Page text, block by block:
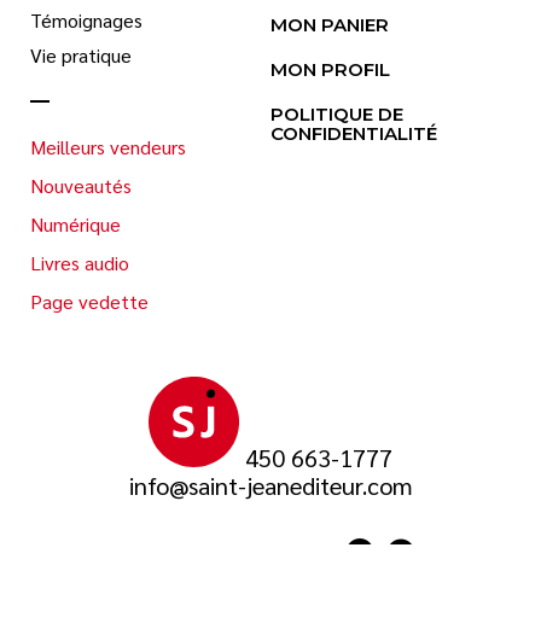
450 663-1777
info@saint-jeanediteur.com
Témoignages
Vie pratique
Meilleurs vendeurs
Nouveautés
Numérique
Livres audio
Page vedette
MON PANIER
MON PROFIL
POLITIQUE DE
CONFIDENTIALITÉ